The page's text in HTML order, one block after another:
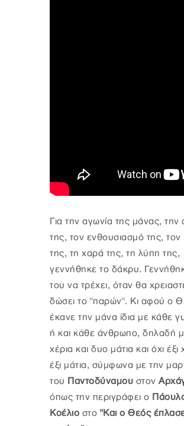
Για την αγωνία της μάνας, την
της, τον ενθουσιασμό της,
της, τη χαρά της, τη λύπη της,
γεννήθηκε το δάκρυ.
του να τρέχει, όταν θα
δώσει το "παρών". Κι αφού ο
έκανε την μάνα ίδια με κάθε
ή και κάθε άνθρωπο, δηλαδή
χέρια και δυο μάτια και όχι έξι
έξι μάτια, σύμφωνα με την
του Παντοδύναμου στον
όπως την περιγράφει ο
Κοέλιο στο "Και ο Θεός